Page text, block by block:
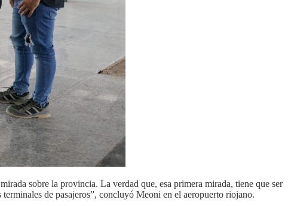
sobre la provincia. La verdad que, esa primera mirada, tiene que ser
de pasajeros”, concluyó Meoni en el aeropuerto riojano.